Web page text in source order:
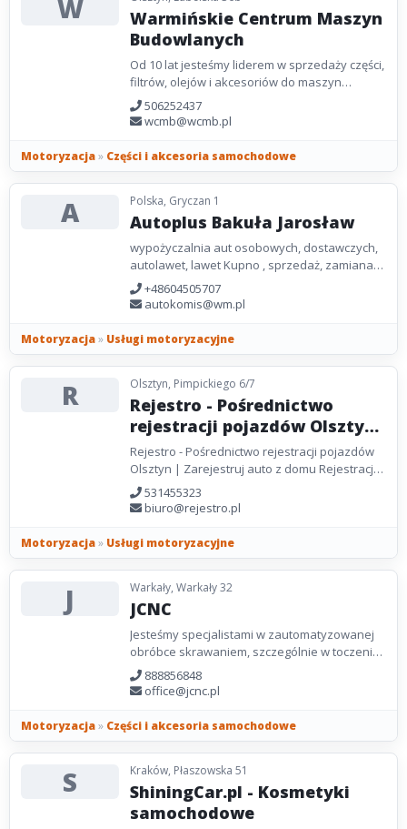
W
Warmińskie Centrum Maszyn
Budowlanych
Od 10 lat jesteśmy liderem w sprzedaży części,
filtrów, olejów i akcesoriów do maszyn
budowlanych na Warmii i Mazurach.
Oferujemy także...
506252437
wcmb@wcmb.pl
Motoryzacja» Części i akcesoria samochodowe
A Polska, Gryczan 1
Autoplus Bakuła Jarosław
wypożyczalnia aut osobowych, dostawczych,
autolawet, lawet Kupno , sprzedaż, zamiana
samochodów
+48604505707
autokomis@wm.pl
Motoryzacja» Usługi motoryzacyjne
R Olsztyn, Pimpickiego 6/7
Rejestro - Pośrednictwo
rejestracji pojazdów Olsztyn
| Zarejestruj auto z domu
Rejestro - Pośrednictwo rejestracji pojazdów
Olsztyn | Zarejestruj auto z domu Rejestracja
samochodu Olsztyn | Wydział komunikacji
Chcesz...
531455323
biuro@rejestro.pl
Motoryzacja» Usługi motoryzacyjne
J Warkały, Warkały 32
JCNC
Jesteśmy specjalistami w zautomatyzowanej
obróbce skrawaniem, szczególnie w toczeniu
na precyzyjnych automatach tokarskich CNC.
Nasza firma...
888856848
office@jcnc.pl
Motoryzacja» Części i akcesoria samochodowe
S Kraków, Płaszowska 51
ShiningCar.pl - Kosmetyki
samochodowe